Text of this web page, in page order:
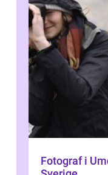
Fotograf i